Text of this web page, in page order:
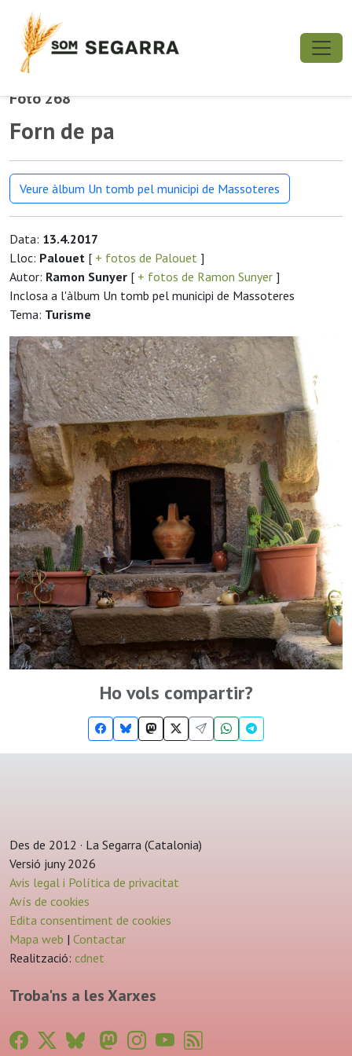
Foto 268
Forn de pa
Veure àlbum Un tomb pel municipi de Massoteres
Data: 13.4.2017
Lloc: Palouet [ + fotos de Palouet ]
Autor: Ramon Sunyer [ + fotos de Ramon Sunyer ]
Inclosa a l'àlbum Un tomb pel municipi de Massoteres
Tema: Turisme
Ho vols compartir?
Des de 2012 · La Segarra (Catalonia)
Versió juny 2026
Avis legal i Política de privacitat
Avís de cookies
Edita consentiment de cookies
Mapa web | Contactar
Realització: cdnet
Troba'ns a les Xarxes